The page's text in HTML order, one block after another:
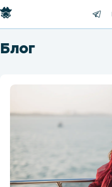
Блог